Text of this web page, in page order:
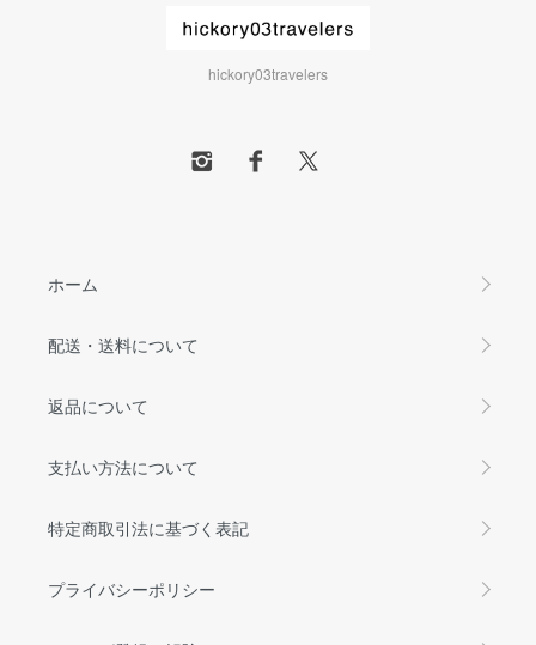
hickory03travelers
ホーム
配送・送料について
返品について
支払い方法について
特定商取引法に基づく表記
プライバシーポリシー